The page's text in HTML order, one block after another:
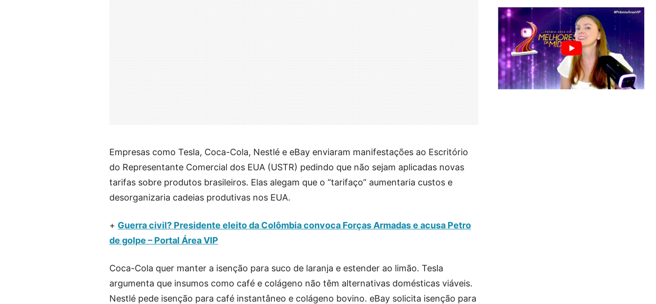
Empresas como Tesla, Coca-Cola, Nestlé e eBay enviaram manifestações ao Escritório
do Representante Comercial dos EUA (USTR) pedindo que não sejam aplicadas novas
tarifas sobre produtos brasileiros. Elas alegam que o “tarifaço” aumentaria custos e
desorganizaria cadeias produtivas nos EUA.
+ Guerra civil? Presidente eleito da Colômbia convoca Forças Armadas e acusa Petro
de golpe – Portal Área VIP
Coca-Cola quer manter a isenção para suco de laranja e estender ao limão. Tesla
argumenta que insumos como café e colágeno não têm alternativas domésticas viáveis.
Nestlé pede isenção para café instantâneo e colágeno bovino. eBay solicita isenção para